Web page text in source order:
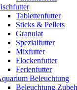
Tablettenfutter
Sticks & Pellets
Granulat
Spezialfutter
Mixfutter
Flockenfutter
Ferienfutter
Beleuchtung
Beleuchtung